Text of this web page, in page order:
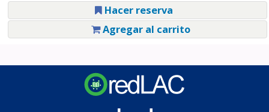
Hacer reserva
Agregar al carrito